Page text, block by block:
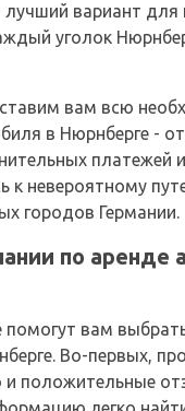
вариант для
уголок
вам всю
в Нюрнберге -
платежей
к невероятному
городов Германии.
по аренде
помогут вам
Во-первых,
положительные